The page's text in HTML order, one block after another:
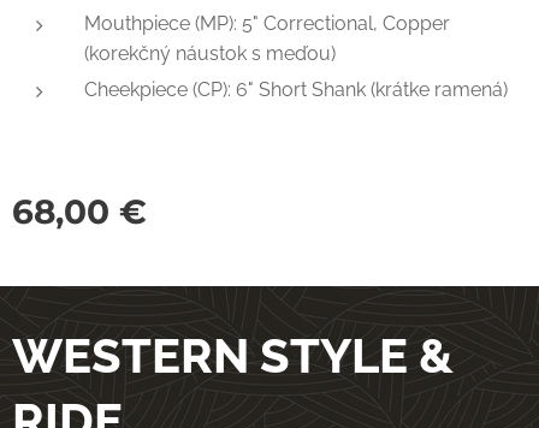
Mouthpiece (MP): 5" Correctional, Copper
(korekčný náustok s meďou)
Cheekpiece (CP): 6" Short Shank (krátke ramená)
68,00 €
WESTERN STYLE &